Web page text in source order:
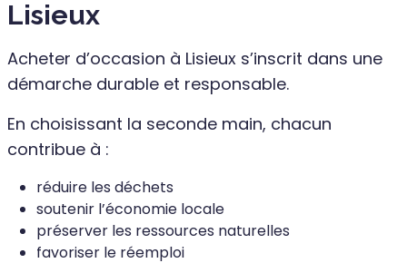
Lisieux
Acheter d’occasion à Lisieux s’inscrit dans une
démarche durable et responsable.
En choisissant la seconde main, chacun
contribue à :
réduire les déchets
soutenir l’économie locale
préserver les ressources naturelles
favoriser le réemploi